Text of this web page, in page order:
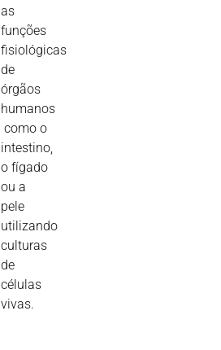
as
funções
fisiológicas
de
órgãos
humanos
 como o
intestino,
o fígado
ou a
pele 
utilizando
culturas
de
células
vivas.